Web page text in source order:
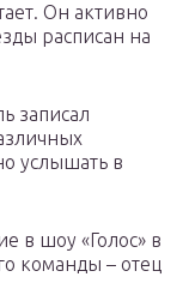
Он активно
расписан на
записал
услышать в
в шоу «Голос» в
команды – отец